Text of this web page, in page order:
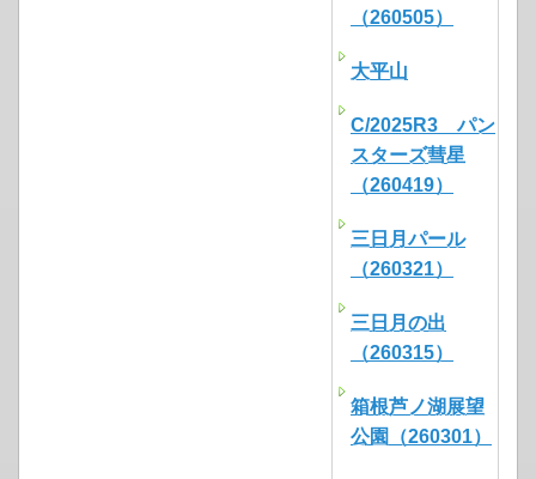
（260505）
大平山
C/2025R3 パン
スターズ彗星
（260419）
三日月パール
（260321）
三日月の出
（260315）
箱根芦ノ湖展望
公園（260301）